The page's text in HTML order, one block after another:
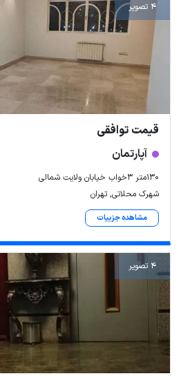
4 تصویر
قیمت توافقی
آپارتمان
130متر 3خواب خیابان ولایت شمالی
شهرک محلاتی, تهران
مشاهده جزییات
4 تصویر